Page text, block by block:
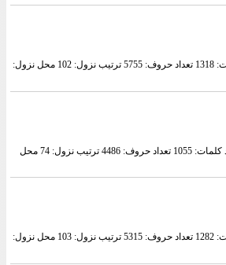
نام سوره: نور تعداد آیات: 64 تعداد کلمات: 1318 تعداد حروف: 5755 ترتیب نزول: 102 محل نزول:
نام سوره: مؤمنون تعداد آیات: 118 تعداد کلمات: 1055 تعداد حروف: 4486 ترتیب نزول: 74 محل
نام سوره: حج تعداد آیات: 78 تعداد کلمات: 1282 تعداد حروف: 5315 ترتیب نزول: 103 محل نزول: